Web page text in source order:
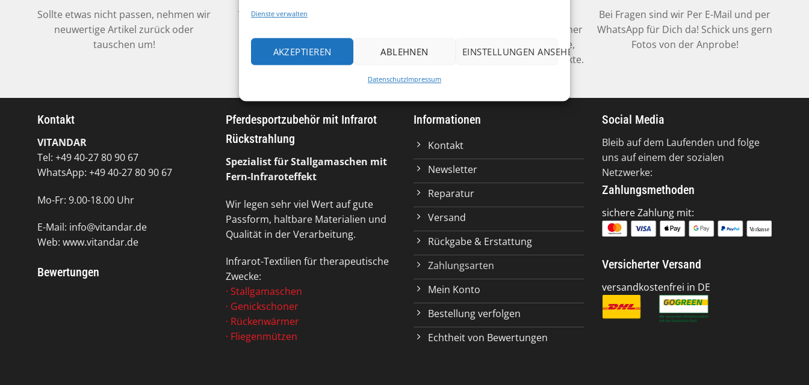
Dienste verwalten
AKZEPTIEREN ABLEHNEN EINSTELLUNGEN ANSEHEN
DatenschutzImpressum
Sollte etwas nicht passen, nehmen wir
neuwertige Artikel zurück oder
tauschen um!
Wir versenden Deine Bestellung
Pferdes liegen uns am Herzen. Daher
findest Du bei uns unbedenkliche,
gesunde & strapazierfähige Produkte.
Bei Fragen sind wir Per E-Mail und per
WhatsApp für Dich da! Schick uns gern
Fotos von der Anprobe!
Kontakt
VITANDAR
Tel: +49 40-27 80 90 67
WhatsApp: +49 40-27 80 90 67
Mo-Fr: 9.00-18.00 Uhr
E-Mail: info@vitandar.de
Web: www.vitandar.de
Bewertungen
Pferdesportzubehör mit Infrarot
Rückstrahlung
Spezialist für Stallgamaschen mit
Fern-Infraroteffekt
Wir legen sehr viel Wert auf gute
Passform, haltbare Materialien und
Qualität in der Verarbeitung.
Infrarot-Textilien für therapeutische
Zwecke:
· Stallgamaschen
· Genickschoner
· Rückenwärmer
· Fliegenmützen
Informationen
Kontakt
Newsletter
Reparatur
Versand
Rückgabe & Erstattung
Zahlungsarten
Mein Konto
Bestellung verfolgen
Echtheit von Bewertungen
Social Media
Bleib auf dem Laufenden und folge
uns auf einem der sozialen
Netzwerke:
Zahlungsmethoden
sichere Zahlung mit:
Versicherter Versand
versandkostenfrei in DE